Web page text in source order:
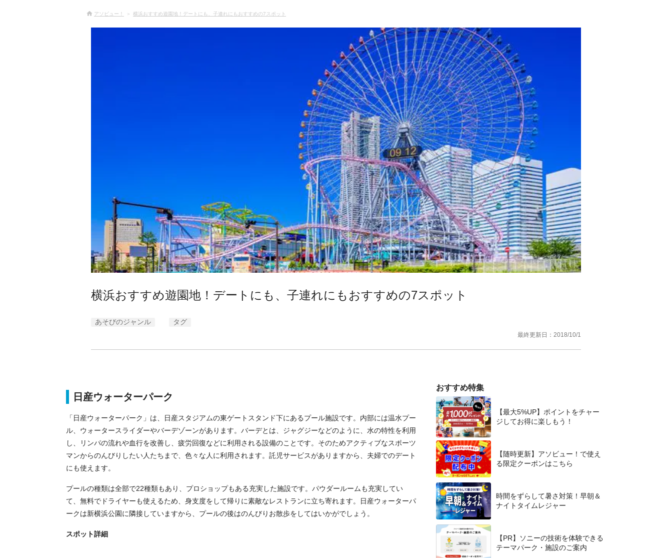
アソビュー！ 横浜おすすめ遊園地！デートにも、子連れにもおすすめの7スポット
横浜おすすめ遊園地！デートにも、子連れにもおすすめの7スポット
あそびのジャンル タグ
最終更新日： 2018/10/1
日産ウォーターパーク
「日産ウォーターパーク」は、日産スタジアムの東ゲートスタンド下にあるプール施設です。内部には温水プー
ル、ウォータースライダーやバーデゾーンがあります。バーデとは、ジャグジーなどのように、水の特性を利用
し、リンパの流れや血行を改善し、疲労回復などに利用される設備のことです。そのためアクティブなスポーツ
マンからのんびりしたい人たちまで、色々な人に利用されます。託児サービスがありますから、夫婦でのデート
にも使えます。
プールの種類は全部で22種類もあり、プロショップもある充実した施設です。パウダールームも充実してい
て、無料でドライヤーも使えるため、身支度をして帰りに素敵なレストランに立ち寄れます。日産ウォーターパ
ークは新横浜公園に隣接していますから、プールの後はのんびりお散歩をしてはいかがでしょう。
スポット詳細
おすすめ特集
【最大5%UP】ポイントをチャー
ジしてお得に楽しもう！
【随時更新】アソビュー！で使え
る限定クーポンはこちら
時間をずらして暑さ対策！早朝＆
ナイトタイムレジャー
【PR】ソニーの技術を体験できる
テーマパーク・施設のご案内